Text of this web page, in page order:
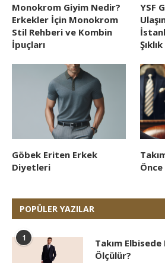
Monokrom Giyim Nedir?
Erkekler İçin Monokrom
Stil Rehberi ve Kombin
İpuçları
YSF
Göbek Eriten Erkek
Diyetleri
POPÜLER YAZILAR
1
Takım
Ölçülür?